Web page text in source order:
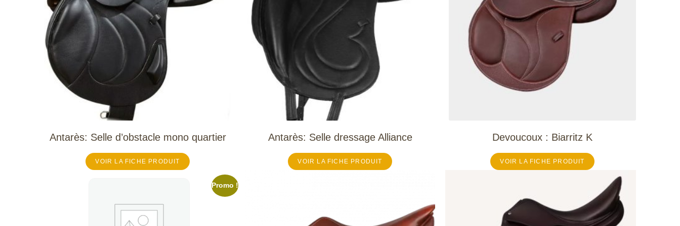
Antarès: Selle d’obstacle mono quartier
VOIR LA FICHE PRODUIT
Antarès: Selle dressage Alliance
VOIR LA FICHE PRODUIT
Devoucoux : Biarritz K
VOIR LA FICHE PRODUIT
Promo !